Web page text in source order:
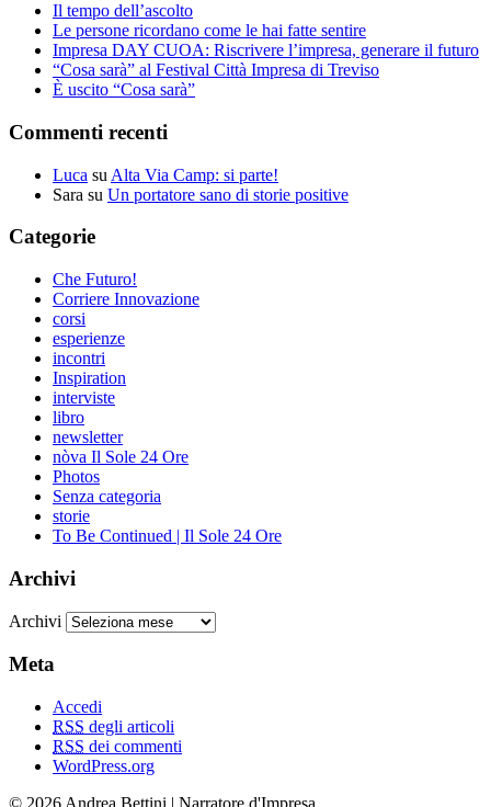
Il tempo dell’ascolto
Le persone ricordano come le hai fatte sentire
Impresa DAY CUOA: Riscrivere l’impresa, generare il futuro
“Cosa sarà” al Festival Città Impresa di Treviso
È uscito “Cosa sarà”
Commenti recenti
Luca su Alta Via Camp: si parte!
Sara su Un portatore sano di storie positive
Categorie
Che Futuro!
Corriere Innovazione
corsi
esperienze
incontri
Inspiration
interviste
libro
newsletter
nòva Il Sole 24 Ore
Photos
Senza categoria
storie
To Be Continued | Il Sole 24 Ore
Archivi
Archivi
Meta
Accedi
RSS degli articoli
RSS dei commenti
WordPress.org
© 2026 Andrea Bettini | Narratore d'Impresa